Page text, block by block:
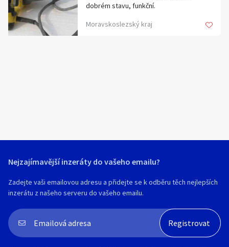
dobrém stavu, funkční.
Moravskoslezský kraj
Hledat v textu
Nejzajímavější inzeráty do vašeho emailu?
Zadejte vaši emailovou adresu a přidejte se k odběru těch nejlepších
inzerátu z našeho serveru do vašeho emailu.